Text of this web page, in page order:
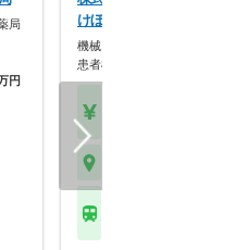
局
円
けぼの薬局 藤沢店
機械じゃできない仕事をしよ
患者様に丁寧に寄り…